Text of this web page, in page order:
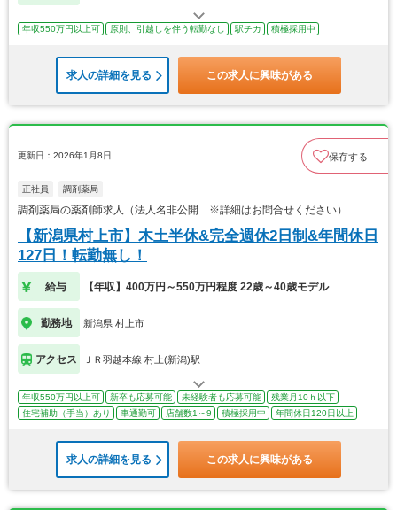
年収550万円以上可 原則、引越しを伴う転勤なし 駅チカ 積極採用中
求人の詳細を見る この求人に興味がある
更新日：2026年1月8日 保存する
正社員 調剤薬局
調剤薬局の薬剤師求人（法人名非公開 ※詳細はお問合せください）
【新潟県村上市】木土半休&完全週休2日制&年間休日
127日！転勤無し！
給与 【年収】400万円～550万円程度 22歳～40歳モデル
勤務地 新潟県 村上市
アクセス ＪＲ羽越本線 村上(新潟)駅
年収550万円以上可 新卒も応募可能 未経験者も応募可能
残業月10ｈ以下
住宅補助（手当）あり
車通勤可 店舗数1～9 積極採用中 年間休日120日以上
求人の詳細を見る この求人に興味がある